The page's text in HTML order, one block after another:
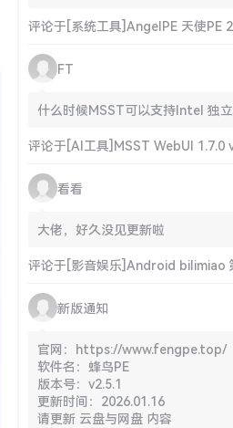
评论于[系统工具]AngelPE 天使PE 2025.1.20
FT
什么时候MSST可以支持Intel 独
评论于[AI工具]MSST WebUI 1.7.0 v2 音源分离工具 官
看看
大佬，好久没见更新啦
评论于[影音娱乐]Android bilimiao 第三方B站客户端
新版通知
官网：https://www.fengpe.top/
软件名：蜂鸟PE
版本号：v2.5.1
更新时间：2026.01.16
请更新 云盘与网盘 内容